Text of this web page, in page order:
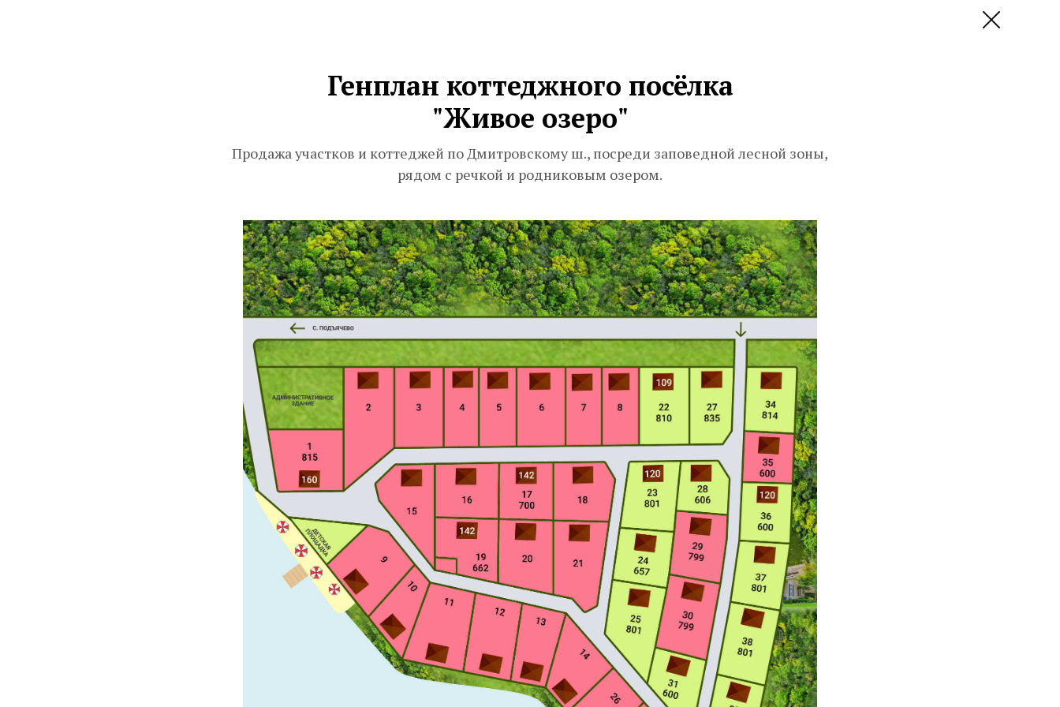
Генплан коттеджного посёлка
"Живое озеро"
Продажа участков и коттеджей по Дмитровскому ш., посреди заповедной лесной зоны,
рядом с речкой и родниковым озером.